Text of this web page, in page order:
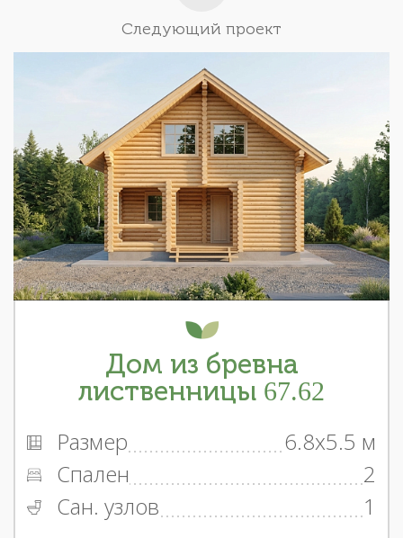
Следующий проект
Дом из бревна
лиственницы 67.62
Размер
6.8x5.5 м
Спален
2
Сан. узлов
1